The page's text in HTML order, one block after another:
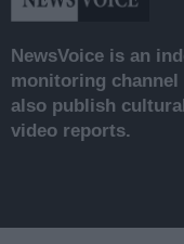
NewsVoice is an
monitoring channel
also publish
video reports.